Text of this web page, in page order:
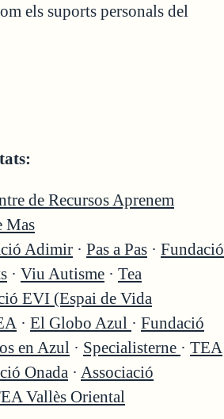
els suports personals del
de Recursos Aprenem
Mas
Adimir · Pas a Pas · Fundació
· Viu Autisme · Tea
EVI (Espai de Vida
· El Globo Azul · Fundació
en Azul · Specialisterne · TEA
Onada · Associació
Vallès Oriental